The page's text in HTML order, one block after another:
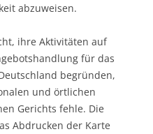
abzuweisen.
ihre Aktivitäten auf
für das
begründen,
und örtlichen
Gerichts fehle. Die
Abdrucken der Karte